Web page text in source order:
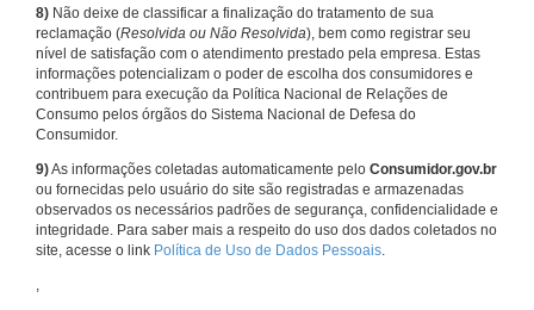
8) Não deixe de classificar a finalização do tratamento de sua
reclamação (Resolvida ou Não Resolvida), bem como registrar seu
nível de satisfação com o atendimento prestado pela empresa. Estas
informações potencializam o poder de escolha dos consumidores e
contribuem para execução da Política Nacional de Relações de
Consumo pelos órgãos do Sistema Nacional de Defesa do
Consumidor.
9)As informações coletadas automaticamente pelo Consumidor.gov.br
ou fornecidas pelo usuário do site são registradas e armazenadas
observados os necessários padrões de segurança, confidencialidade e
integridade. Para saber mais a respeito do uso dos dados coletados no
site, acesse o link Política de Uso de Dados Pessoais.
,